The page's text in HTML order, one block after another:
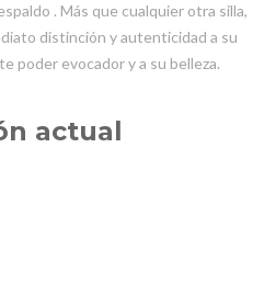
. Más que cualquier otra silla,
distinción y autenticidad a su
poder evocador y a su belleza.
actual